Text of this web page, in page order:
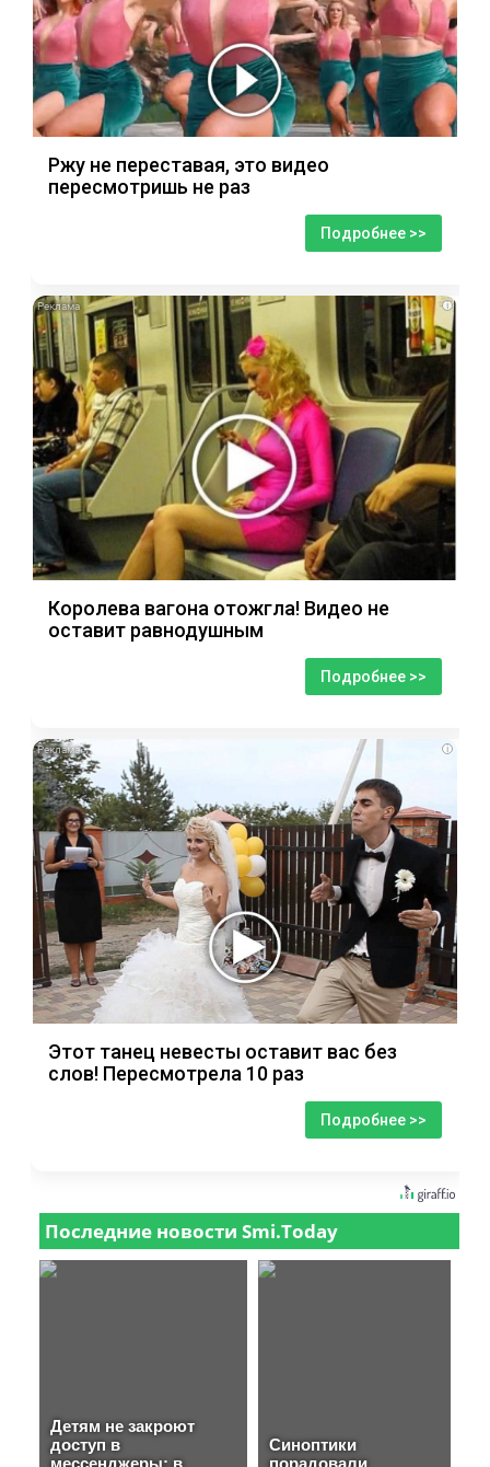
Ржу не переставая, это видео
пересмотришь не раз
Подробнее >>
i
Королева вагона отожгла! Видео не
оставит равнодушным
Подробнее >>
i
Этот танец невесты оставит вас без
слов! Пересмотрела 10 раз
Подробнее >>